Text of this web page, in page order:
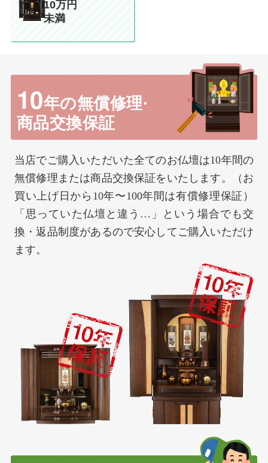
10万円
未満
10年の無償修理·
商品交換保証
当店でご購入いただいた全てのお仏壇は10年間の
無償修理または商品交換保証をいたします。（お
買い上げ日から10年〜100年間は有償修理保証）
「思っていた仏壇と違う…」という場合でも交
換・返品制度があるので安心してご購入いただけ
ます。